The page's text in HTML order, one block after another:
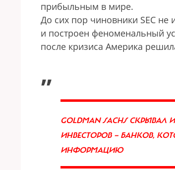
прибыльным в мире.
До сих пор чиновники SEC
и построен феноменальный
после кризиса Америка
„
GOLDMAN SACHS
ИНВЕСТОРОВ — БАНКОВ,
ИНФОРМАЦИЮ